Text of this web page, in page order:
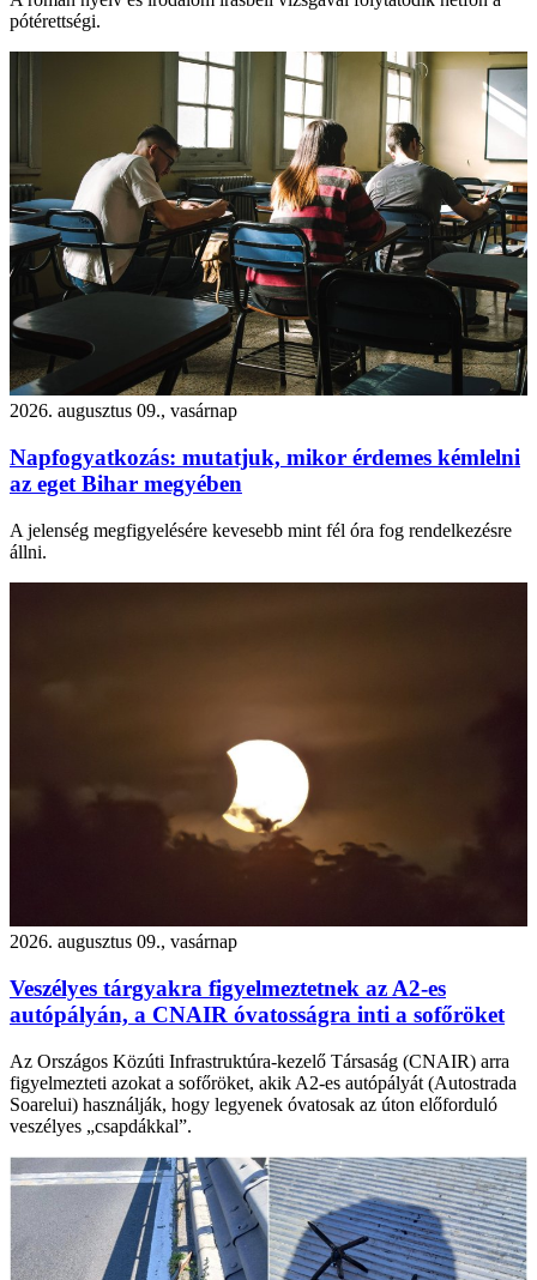
pótérettségi.
2026. augusztus 09., vasárnap
Napfogyatkozás: mutatjuk, mikor érdemes kémlelni
az eget Bihar megyében
A jelenség megfigyelésére kevesebb mint fél óra fog rendelkezésre
állni.
2026. augusztus 09., vasárnap
Veszélyes tárgyakra figyelmeztetnek az A2-es
autópályán, a CNAIR óvatosságra inti a sofőröket
Az Országos Közúti Infrastruktúra-kezelő Társaság (CNAIR) arra
figyelmezteti azokat a sofőröket, akik A2-es autópályát (Autostrada
Soarelui) használják, hogy legyenek óvatosak az úton előforduló
veszélyes „csapdákkal”.